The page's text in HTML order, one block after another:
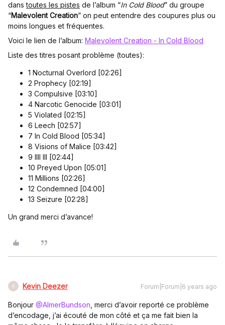
danstoutes les pistes de l’album “In Cold Blood” du groupe
“Malevolent Creation” on peut entendre des coupures plus ou
moins longues et fréquentes.
Voici le lien de l’album: Malevolent Creation - In Cold Blood
Liste des titres posant problème (toutes):
1 Nocturnal Overlord [02:26]
2 Prophecy [02:19]
3 Compulsive [03:10]
4 Narcotic Genocide [03:01]
5 Violated [02:15]
6 Leech [02:57]
7 In Cold Blood [05:34]
8 Visions of Malice [03:42]
9 IIII III [02:44]
10 Preyed Upon [05:01]
11 Millions [02:26]
12 Condemned [04:00]
13 Seizure [02:28]
Un grand merci d’avance!
K Kevin Deezer Forum|Forum|6 years ago
Bonjour @AlmerBundson , merci d’avoir reporté ce problème
d’encodage, j’ai écouté de mon côté et ça me fait bien la